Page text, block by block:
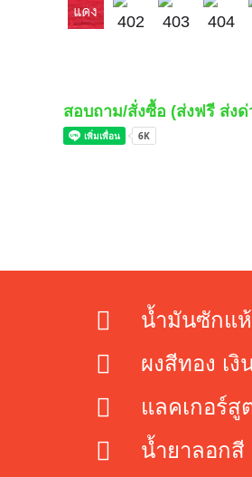
สอบถาม/สั่งซื้อ (ส่งฟรี ส่ง
น้ำมันซักแ
ผงสีทอง เ
แลคเกอร์สู
น้ำยาลอกสี